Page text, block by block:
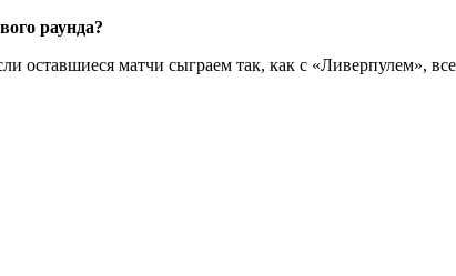
раунда?
оставшиеся матчи сыграем так, как с «Ливерпулем»,